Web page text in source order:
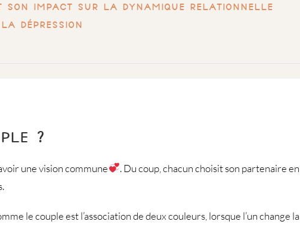
son impact sur la dynamique relationnelle
dépression
?
une vision commune
. Du coup, chacun choisit son partenaire en
le couple est l’association de deux couleurs, lorsque l’un change la